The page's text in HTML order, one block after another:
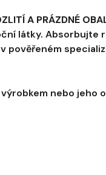
A PRÁZDNÉ
látky. Absorbujte
pověřeném
nebo jeho